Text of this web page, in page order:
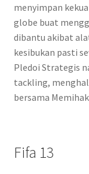
menyimpan
globe buat
dibantu akibat
kesibukan pasti
Pledoi Strategis
tackling,
bersama
Fifa 13